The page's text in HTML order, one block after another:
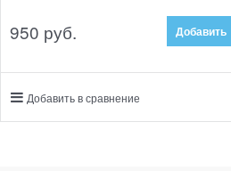
950 руб. Добавить
Добавить в сравнение